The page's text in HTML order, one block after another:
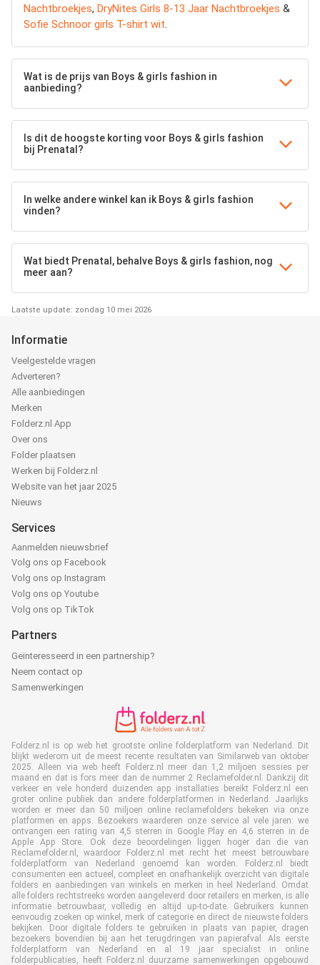
Nachtbroekjes, DryNites Girls 8-13 Jaar Nachtbroekjes &
Sofie Schnoor girls T-shirt wit.
Wat is de prijs van Boys & girls fashion in
aanbieding?
Is dit de hoogste korting voor Boys & girls fashion
bij Prenatal?
In welke andere winkel kan ik Boys & girls fashion
vinden?
Wat biedt Prenatal, behalve Boys & girls fashion, nog
meer aan?
Laatste update: zondag 10 mei 2026
Informatie
Veelgestelde vragen
Adverteren?
Alle aanbiedingen
Merken
Folderz.nl App
Over ons
Folder plaatsen
Werken bij Folderz.nl
Website van het jaar 2025
Nieuws
Services
Aanmelden nieuwsbrief
Volg ons op Facebook
Volg ons op Instagram
Volg ons op Youtube
Volg ons op TikTok
Partners
Geïnteresseerd in een partnership?
Neem contact op
Samenwerkingen
Folderz.nl is op web het grootste online folderplatform van Nederland. Dit
blijkt wederom uit de meest recente resultaten van Similarweb van oktober
2025. Alleen via web heeft Folderz.nl meer dan 1,2 miljoen sessies per
maand en dat is fors meer dan de nummer 2 Reclamefolder.nl. Dankzij dit
verkeer en vele honderd duizenden app installaties bereikt Folderz.nl een
groter online publiek dan andere folderplatformen in Nederland. Jaarlijks
worden er meer dan 50 miljoen online reclamefolders bekeken via onze
platformen en apps. Bezoekers waarderen onze service al vele jaren: we
ontvangen een rating van 4,5 sterren in Google Play en 4,6 sterren in de
Apple App Store. Ook deze beoordelingen liggen hoger dan die van
Reclamefolder.nl, waardoor Folderz.nl met recht het meest betrouwbare
folderplatform van Nederland genoemd kan worden. Folderz.nl biedt
consumenten een actueel, compleet en onafhankelijk overzicht van digitale
folders en aanbiedingen van winkels en merken in heel Nederland. Omdat
alle folders rechtstreeks worden aangeleverd door retailers en merken, is alle
informatie betrouwbaar, volledig en altijd up-to-date. Gebruikers kunnen
eenvoudig zoeken op winkel, merk of categorie en direct de nieuwste folders
bekijken. Door digitale folders te gebruiken in plaats van papier, dragen
bezoekers bovendien bij aan het terugdringen van papierafval. Als eerste
folderplatform van Nederland en al 19 jaar specialist in online
folderpublicaties, heeft Folderz.nl duurzame samenwerkingen opgebouwd